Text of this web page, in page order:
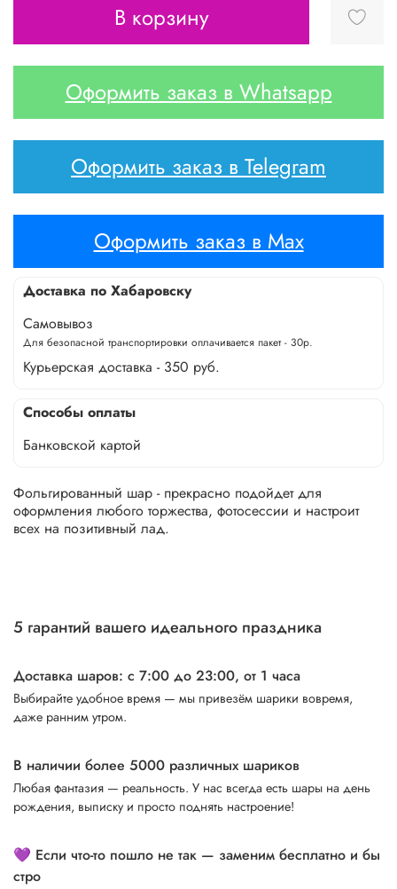
В корзину
Оформить заказ в Whatsapp
Оформить заказ в Telegram
Оформить заказ в Max
Доставка по Хабаровску
Самовывоз
Для безопасной транспортировки оплачивается пакет - 30р.
Курьерская доставка - 350 руб.
Способы оплаты
Банковской картой
Фольгированный шар - прекрасно подойдет для
оформления любого торжества, фотосессии и настроит
всех на позитивный лад.
5 гарантий вашего идеального праздника
Доставка шаров: с 7:00 до 23:00, от 1 часа
Выбирайте удобное время — мы привезём шарики вовремя,
даже ранним утром.
В наличии более 5000 различных шариков
Любая фантазия — реальность. У нас всегда есть шары на день
рождения, выписку и просто поднять настроение!
💜 Если что-то пошло не так — заменим бесплатно и бы
стро